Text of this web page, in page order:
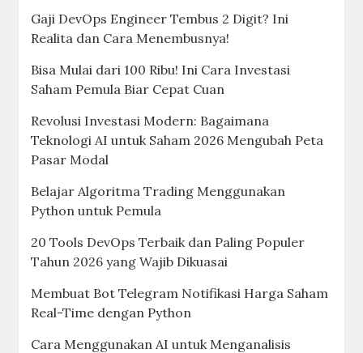
Gaji DevOps Engineer Tembus 2 Digit? Ini
Realita dan Cara Menembusnya!
Bisa Mulai dari 100 Ribu! Ini Cara Investasi
Saham Pemula Biar Cepat Cuan
Revolusi Investasi Modern: Bagaimana
Teknologi AI untuk Saham 2026 Mengubah Peta
Pasar Modal
Belajar Algoritma Trading Menggunakan
Python untuk Pemula
20 Tools DevOps Terbaik dan Paling Populer
Tahun 2026 yang Wajib Dikuasai
Membuat Bot Telegram Notifikasi Harga Saham
Real-Time dengan Python
Cara Menggunakan AI untuk Menganalisis